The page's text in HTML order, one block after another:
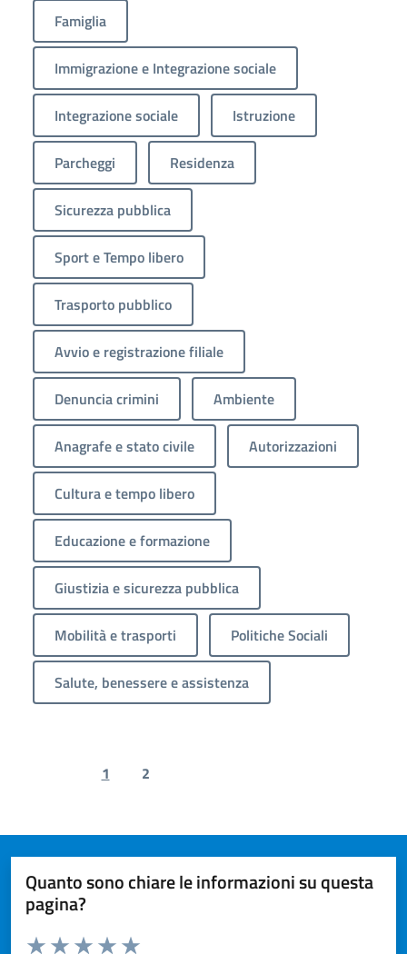
Famiglia
Immigrazione e Integrazione sociale
Integrazione sociale Istruzione
Parcheggi Residenza
Sicurezza pubblica
Sport e Tempo libero
Trasporto pubblico
Avvio e registrazione filiale
Denuncia crimini Ambiente
Anagrafe e stato civile Autorizzazioni
Cultura e tempo libero
Educazione e formazione
Giustizia e sicurezza pubblica
Mobilità e trasporti Politiche Sociali
Salute, benessere e assistenza
Previous page
1 2
Quanto sono chiare le informazioni su questa
pagina?
Valuta da 1 a 5 stelle la pagina